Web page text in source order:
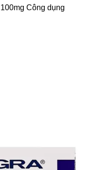
Công dụng